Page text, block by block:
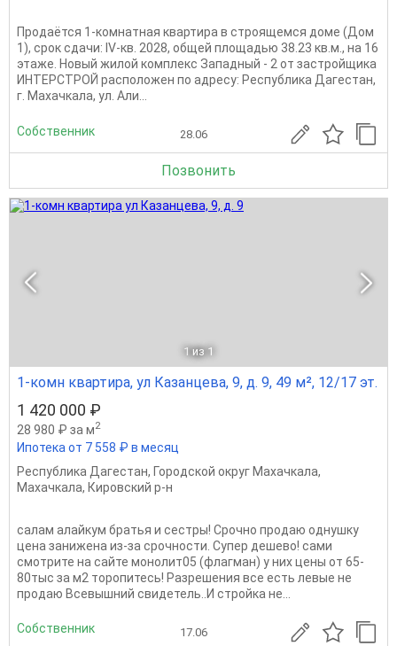
Продаётся 1-комнатная квартира в строящемся доме (Дом
1), срок сдачи: IV-кв. 2028, общей площадью 38.23 кв.м., на 16
этаже. Новый жилой комплекс Западный - 2 от застройщика
ИНТЕРСТРОЙ расположен по адресу: Республика Дагестан,
г. Махачкала, ул. Али...
Собственник 28.06
Позвонить
1 из 1
1-комн квартира, ул Казанцева, 9, д. 9, 49 м², 12/17 эт.
1 420 000 ₽
28 980 ₽ за м2
Ипотека от 7 558 ₽ в месяц
Республика Дагестан, Городской округ Махачкала,
Махачкала, Кировский р-н
салам алайкум братья и сестры! Срочно продаю однушку
цена занижена из-за срочности. Супер дешево! сами
смотрите на сайте монолит05 (флагман) у них цены от 65-
80тыс за м2 торопитесь! Разрешения все есть левые не
продаю Всевышний свидетель..И стройка не...
Собственник 17.06